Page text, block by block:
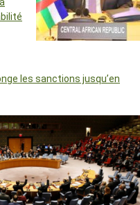
les sanctions jusqu’en